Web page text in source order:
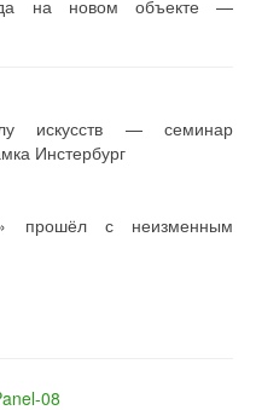
на новом объекте —
искусств — семинар
Инстербург
прошёл с неизменным